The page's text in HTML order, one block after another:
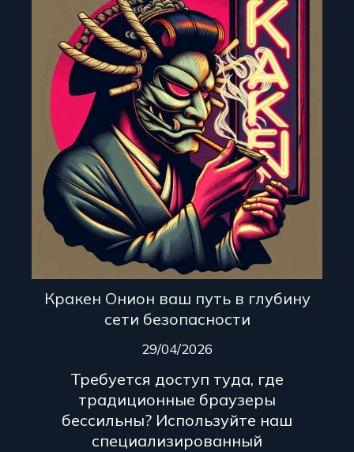
Кракен Онион ваш путь в глубину
сети безопасности
29/04/2026
Требуется доступ туда, где
традиционные браузеры
бессильны? Используйте наш
специализированный